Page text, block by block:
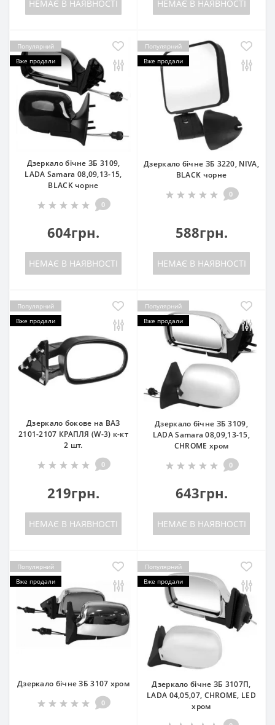
НЕМАЄ В НАЯВНОСТІ НЕМАЄ В НАЯВНОСТІ
Популярний
Вже продали
Дзеркало бічне ЗБ 3109,
LADA Samara 08,09,13-15,
BLACK чорне
0
604грн.
НЕМАЄ В НАЯВНОСТІ
Популярний
Вже продали
Дзеркало бічне ЗБ 3220, NIVA,
BLACK чорне
0
588грн.
НЕМАЄ В НАЯВНОСТІ
Популярний
Вже продали
Дзеркало бокове на ВАЗ
2101-2107 КРАПЛЯ (W-3) к-кт
2 шт.
0
219грн.
НЕМАЄ В НАЯВНОСТІ
Популярний
Вже продали
Дзеркало бічне ЗБ 3109,
LADA Samara 08,09,13-15,
CHROME хром
0
643грн.
НЕМАЄ В НАЯВНОСТІ
Популярний
Вже продали
Дзеркало бічне ЗБ 3107 хром
0
Популярний
Вже продали
Дзеркало бічне ЗБ 3107П,
LADA 04,05,07, CHROME, LED
хром